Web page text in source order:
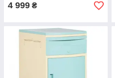
4 999 ₴